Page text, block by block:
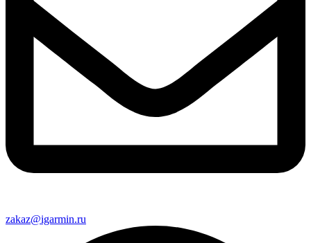
zakaz@igarmin.ru